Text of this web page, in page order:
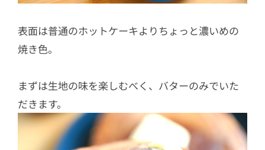
表面は普通のホットケーキよりちょっと濃いめの
焼き色。
まずは生地の味を楽しむべく、バターのみでいた
だきます。